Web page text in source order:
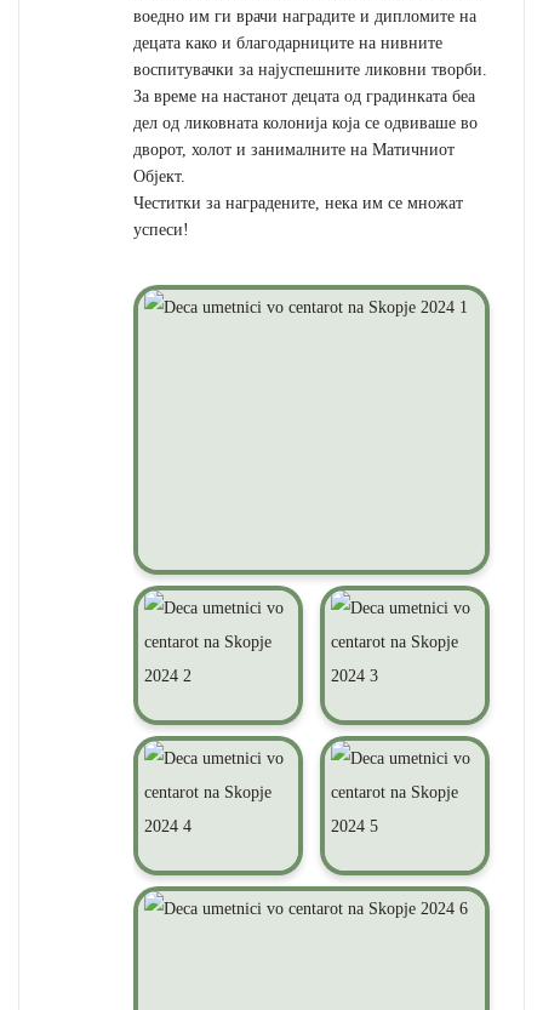
воедно им ги врачи наградите и дипломите на
децата како и благодарниците на нивните
воспитувачки за најуспешните ликовни творби.
За време на настанот децата од градинката беа
дел од ликовната колонија која се одвиваше во
дворот, холот и занималните на Матичниот
Објект.
Честитки за наградените, нека им се множат
успеси!